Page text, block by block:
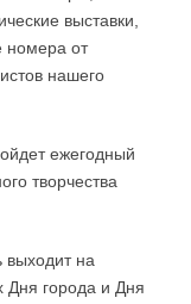
выставки,
номера от
нашего
ежегодный
творчества
выходит на
Дня города и Дня